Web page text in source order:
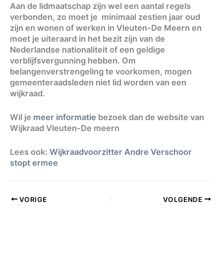
Aan de lidmaatschap zijn wel een aantal regels
verbonden, zo moet je minimaal zestien jaar oud
zijn en wonen of werken in Vleuten-De Meern en
moet je uiteraard in het bezit zijn van de
Nederlandse nationaliteit of een geldige
verblijfsvergunning hebben. Om
belangenverstrengeling te voorkomen, mogen
gemeenteraadsleden niet lid worden van een
wijkraad.
Wil je meer informatie bezoek dan de website van
Wijkraad Vleuten-De meern
Lees ook: Wijkraadvoorzitter Andre Verschoor
stopt ermee
VORIGE VOLGENDE